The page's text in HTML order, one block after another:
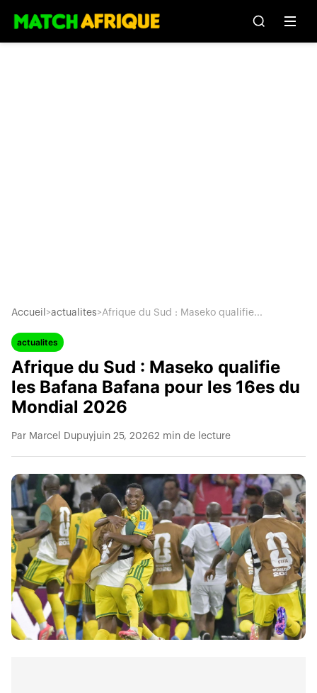
Accueil >actualites>Afrique du Sud : Maseko qualifie...
actualites
Afrique du Sud : Maseko qualifie
les Bafana Bafana pour les 16es du
Mondial 2026
Par Marcel Dupuyjuin 25, 20262 min de lecture